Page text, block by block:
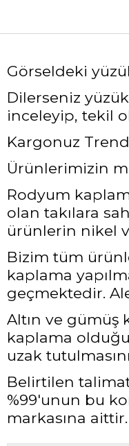
Görseldeki
Dilerseniz
inceleyip, tekil
Kargonuz
Ürünlerimizin
Rodyum
olan takılara
ürünlerin nikel
Bizim tüm
kaplama
geçmektedir.
Altın ve gümüş
kaplama
uzak
Belirtilen
%99'unun bu
markasına aittir.